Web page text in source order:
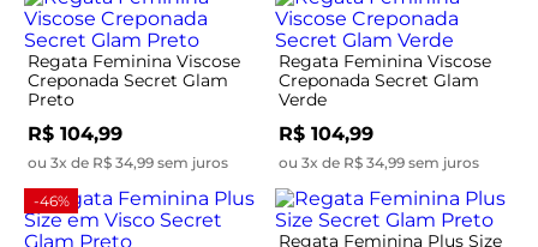
Regata Feminina Viscose
Creponada Secret Glam
Preto
R$ 104,99
ou 3x de R$ 34,99 sem juros
Regata Feminina Viscose
Creponada Secret Glam
Verde
R$ 104,99
ou 3x de R$ 34,99 sem juros
-46%
Regata Feminina Plus Size